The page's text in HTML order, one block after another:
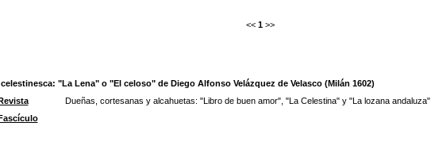
<< 1 >>
"La Lena" o "El celoso" de Diego Alfonso Velázquez de Velasco (Milán 1602)
Dueñas, cortesanas y alcahuetas: "Libro de buen amor", "La Celestina" y "La lozana andaluza"